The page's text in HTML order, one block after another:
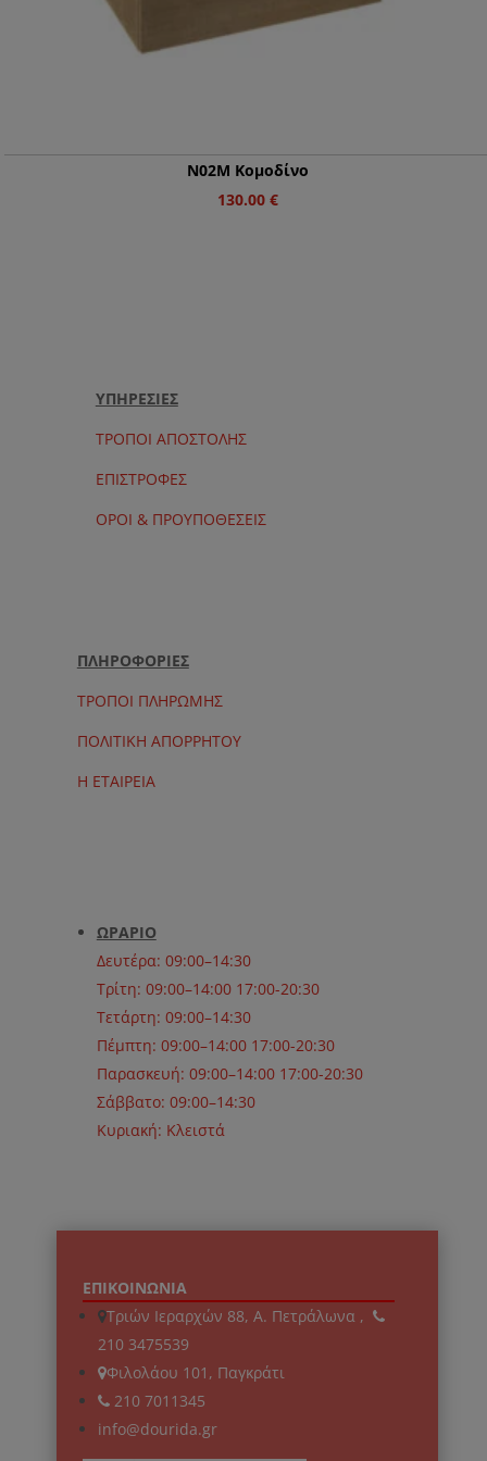
Ν02Μ Κομοδίνο
130.00€
ΥΠΗΡΕΣΙΕΣ
ΤΡΟΠΟΙ ΑΠΟΣΤΟΛΗΣ
ΕΠΙΣΤΡΟΦΕΣ
ΟΡΟΙ & ΠΡΟΥΠΟΘΕΣΕΙΣ
ΠΛΗΡΟΦΟΡΙΕΣ
ΤΡΟΠΟΙ ΠΛΗΡΩΜΗΣ
ΠΟΛΙΤΙΚΗ ΑΠΟΡΡΗΤΟΥ
Η ΕΤΑΙΡΕΙΑ
ΩΡΑΡΙΟ
Δευτέρα: 09:00–14:30
Τρίτη: 09:00–14:00 17:00-20:30
Τετάρτη: 09:00–14:30
Πέμπτη: 09:00–14:00 17:00-20:30
Παρασκευή: 09:00–14:00 17:00-20:30
Σάββατο: 09:00–14:30
Κυριακή: Κλειστά
ΕΠΙΚΟΙΝΩΝΙΑ
Τριών Ιεραρχών 88, Α. Πετράλωνα ,
210 3475539
Φιλολάου 101, Παγκράτι
210 7011345
info@dourida.gr